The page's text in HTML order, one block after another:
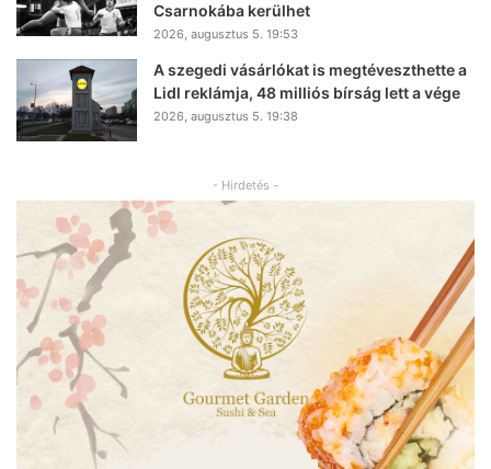
Csarnokába kerülhet
2026, augusztus 5. 19:53
A szegedi vásárlókat is megtéveszthette a
Lidl reklámja, 48 milliós bírság lett a vége
2026, augusztus 5. 19:38
- Hirdetés -